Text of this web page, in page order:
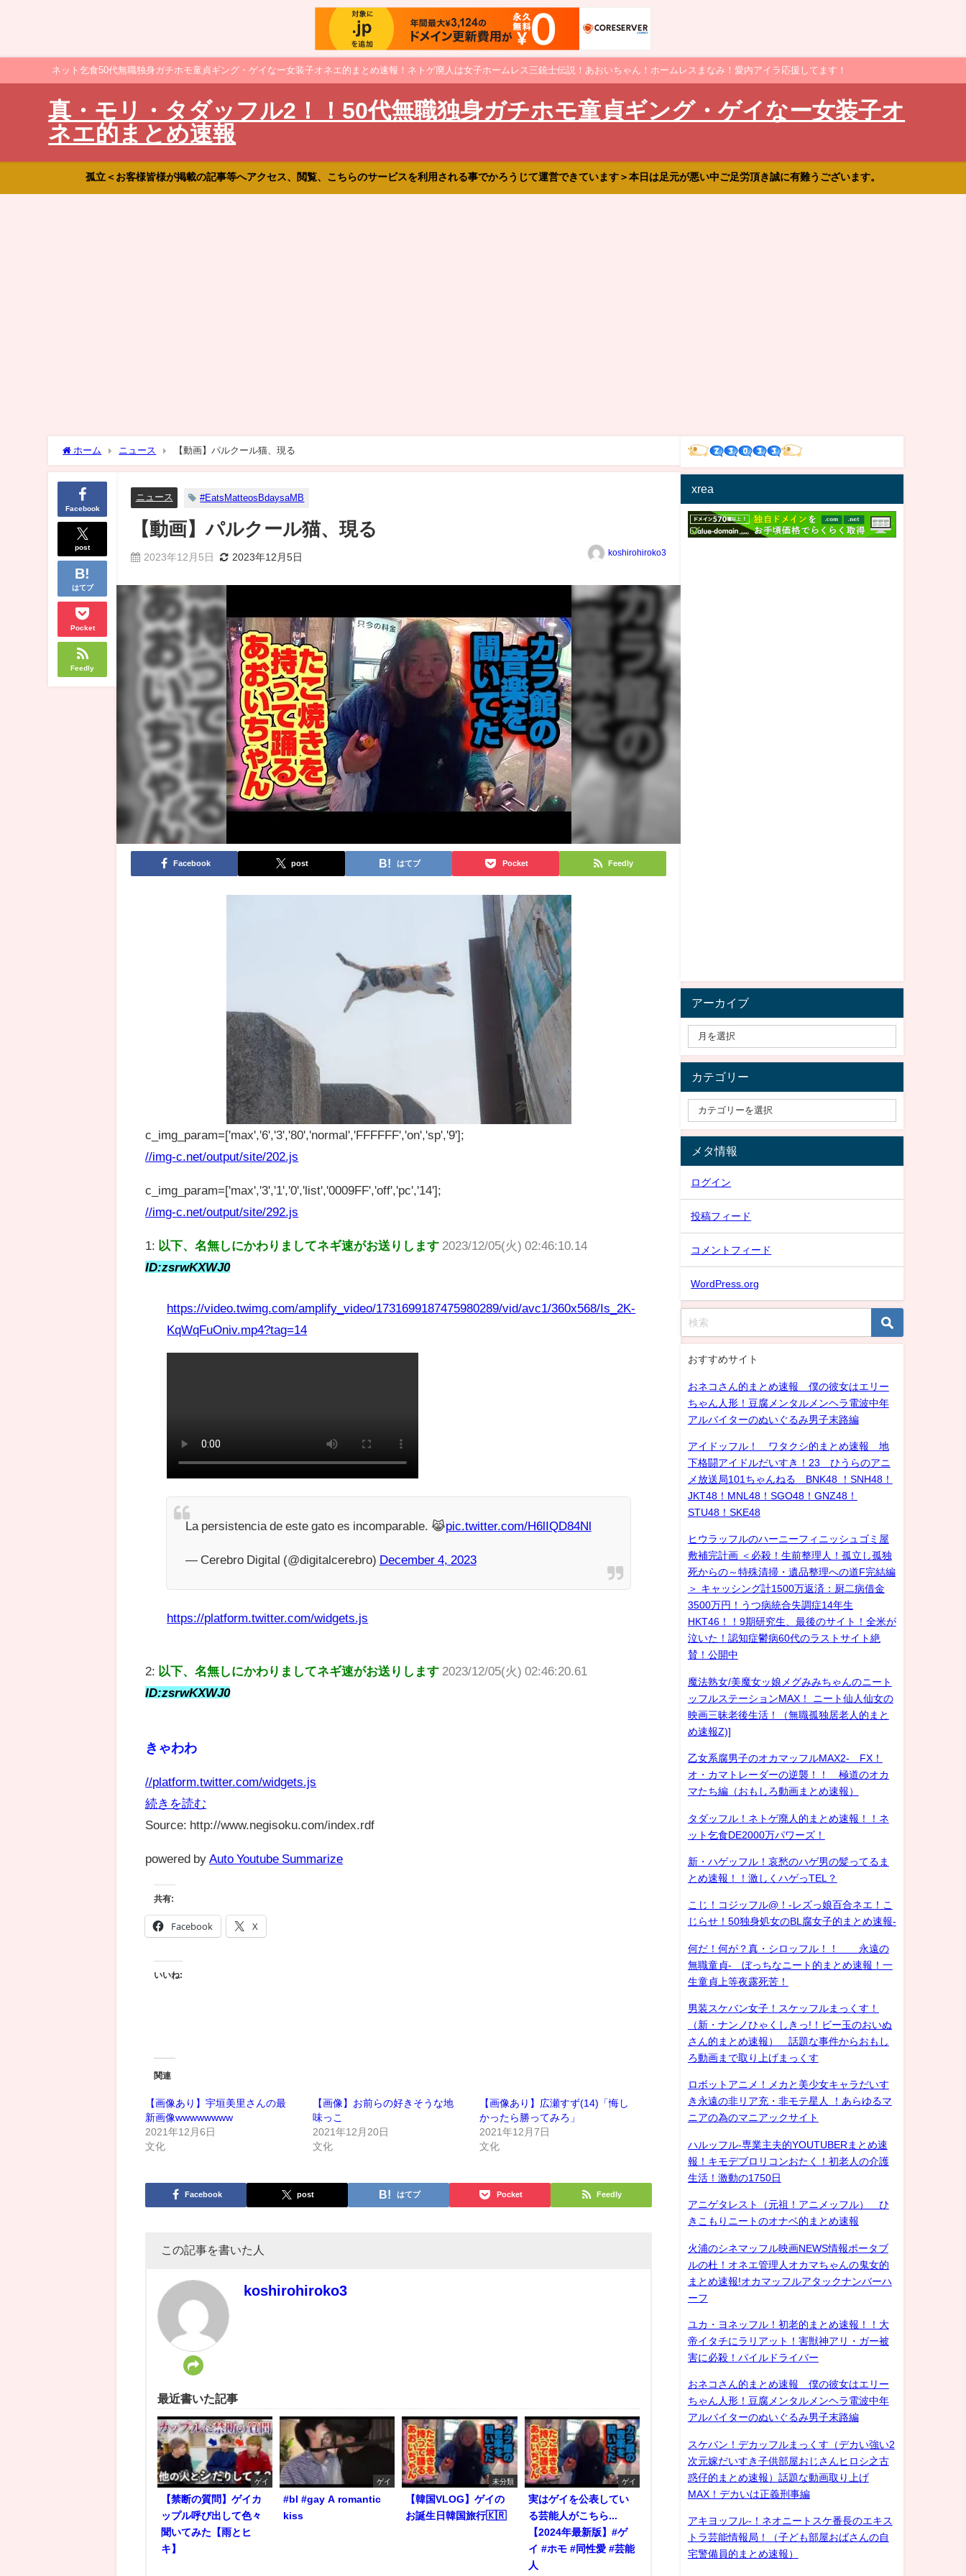
ネット乞食50代無職独身ガチホモ童貞ギング・ゲイなー女装子オネエ的まとめ速報！ネトゲ廃人は女子ホームレス三銃士伝説！あおいちゃん！ホームレスまなみ！愛内アイラ応援してます！
真・モリ・タダッフル2！！50代無職独身ガチホモ童貞ギング・ゲイなー女装子オ
ネエ的まとめ速報
孤立＜お客様皆様が掲載の記事等へアクセス、閲覧、こちらのサービスを利用される事でかろうじて運営できています＞本日は足元が悪い中ご足労頂き誠に有難うございます。
ホーム ニュース 【動画】パルクール猫、現る
Facebook
post
はてブ
Pocket
Feedly
ニュース #EatsMatteosBdaysaMB
【動画】パルクール猫、現る
2023年12月5日 2023年12月5日 koshirohiroko3
Facebook post はてブ Pocket Feedly
c_img_param=['max','6','3','80','normal','FFFFFF','on','sp','9'];
//img-c.net/output/site/202.js
c_img_param=['max','3','1','0','list','0009FF','off','pc','14'];
//img-c.net/output/site/292.js
1: 以下、名無しにかわりましてネギ速がお送りします 2023/12/05(火) 02:46:10.14
ID:zsrwKXWJ0
https://video.twimg.com/amplify_video/1731699187475980289/vid/avc1/360x568/Is_2K-
KqWqFuOniv.mp4?tag=14
La persistencia de este gato es incomparable. 😹pic.twitter.com/H6lIQD84Nl
— Cerebro Digital (@digitalcerebro) December 4, 2023
https://platform.twitter.com/widgets.js
2: 以下、名無しにかわりましてネギ速がお送りします 2023/12/05(火) 02:46:20.61
ID:zsrwKXWJ0
きゃわわ
//platform.twitter.com/widgets.js
続きを読む
Source: http://www.negisoku.com/index.rdf
powered by Auto Youtube Summarize
共有:
Facebook X
いいね:
関連
【画像あり】宇垣美里さんの最
新画像wwwwwwww
2021年12月6日
文化
【画像】お前らの好きそうな地
味っこ
2021年12月20日
文化
【画像あり】広瀬すず(14)「悔し
かったら勝ってみろ」
2021年12月7日
文化
Facebook post はてブ Pocket Feedly
この記事を書いた人
koshirohiroko3
最近書いた記事
ゲイ
【禁断の質問】ゲイカ
ップル呼び出して色々
聞いてみた【雨とヒ
キ】
ゲイ
#bl #gay A romantic
kiss
未分類
【韓国VLOG】ゲイの
お誕生日韓国旅行🇰🇷
ゲイ
実はゲイを公表してい
る芸能人がこちら...
【2024年最新版】#ゲ
イ #ホモ #同性愛 #芸能
人
xrea
アーカイブ
カテゴリー
メタ情報
ログイン
投稿フィード
コメントフィード
WordPress.org
おすすめサイト
おネコさん的まとめ速報 僕の彼女はエリー
ちゃん人形！豆腐メンタルメンヘラ電波中年
アルバイターのぬいぐるみ男子末路編
アイドッフル！ ワタクシ的まとめ速報 地
下格闘アイドルだいすき！23 ひうらのアニ
メ放送局101ちゃんねる BNK48 ！SNH48！
JKT48！MNL48！SGO48！GNZ48！
STU48！SKE48
ヒウラッフルのハーニーフィニッシュゴミ屋
敷補完計画 ＜必殺！生前整理人！孤立し孤独
死からの～特殊清掃・遺品整理への道F完結編
＞ キャッシング計1500万返済：厨二病借金
3500万円！うつ病統合失調症14年生
HKT46！！9期研究生、最後のサイト！全米が
泣いた！認知症鬱病60代のラストサイト絶
賛！公開中
魔法熟女/美魔女ッ娘メグみみちゃんのニート
ッフルステーションMAX！ ニート仙人仙女の
映画三昧老後生活！（無職孤独居老人的まと
め速報Z)]
乙女系腐男子のオカマッフルMAX2- FX！
オ・カマトレーダーの逆襲！！ 極道のオカ
マたち編（おもしろ動画まとめ速報）
タダッフル！ネトゲ廃人的まとめ速報！！ネ
ット乞食DE2000万パワーズ！
新・ハゲッフル！哀愁のハゲ男の髪ってるま
とめ速報！！激しくハゲっTEL？
こじ！コジッフル@！-レズっ娘百合ネエ！こ
じらせ！50独身処女のBL腐女子的まとめ速報-
何だ！何が？真・シロッフル！！ 永遠の
無職童貞- ぼっちなニート的まとめ速報！一
生童貞上等夜露死苦！
男装スケバン女子！スケッフルまっくす！
（新・ナンノひゃくしきっ!！ビー玉のおいぬ
さん的まとめ速報） 話題な事件からおもし
ろ動画まで取り上げまっくす
ロボットアニメ！メカと美少女キャラだいす
き永遠の非リア充・非モテ星人 ！あらゆるマ
ニアの為のマニアックサイト
ハルッフル-専業主夫的YOUTUBERまとめ速
報！キモデブロリコンおたく！初老人の介護
生活！激動の1750日
アニゲタレスト（元祖！アニメッフル） ひ
きこもりニートのオナベ的まとめ速報
火浦のシネマッフル映画NEWS情報ポータブ
ルの杜！オネエ管理人オカマちゃんの鬼女的
まとめ速報!オカマッフルアタックナンバーハ
ーフ
ユカ・ヨネッフル！初老的まとめ速報！！大
帝イタチにラリアット！害獣神アリ・ガー被
害に必殺！パイルドライバー
おネコさん的まとめ速報 僕の彼女はエリー
ちゃん人形！豆腐メンタルメンヘラ電波中年
アルバイターのぬいぐるみ男子末路編
スケバン！デカッフルまっくす（デカい強い2
次元嫁だいすき子供部屋おじさんヒロシ之古
惑仔的まとめ速報）話題な動画取り上げ
MAX！デカいは正義刑事編
アキヨッフル-！ネオニートスケ番長のエキス
トラ芸能情報局！（子ども部屋おばさんの自
宅警備員的まとめ速報）